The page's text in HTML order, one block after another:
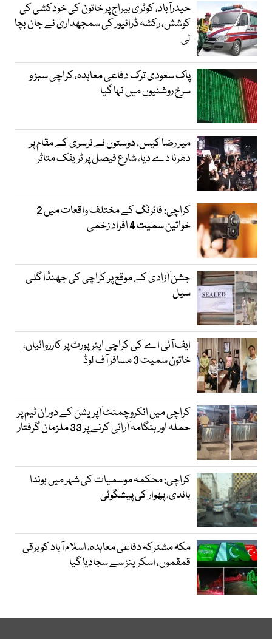
حیدرآباد، کوٹری بیراج پر خاتون کی خودکشی کی
کوشش، رکشہ ڈرائیور کی سمجھداری نے جان بچا
لی
پاک سعودی ترک دفاعی معاہدہ، کراچی سبز و
سرخ روشنیوں میں نہا گیا
میر رضا کیس، دوستوں نے نرسری کے مقام پر
دھرنا دے دیا، شارع فیصل پر ٹریفک متاثر
کراچی: فائرنگ کے مختلف واقعات میں 2
خواتین سمیت 4 افراد زخمی
جشن آزادی کے موقع پر کراچی کی جھنڈا گلی
سیل
ایف آئی اے کی کراچی ایئرپورٹ پر کارروائیاں،
خاتون سمیت 3 مسافر آف لوڈ
کراچی میں انکروچمنٹ آپریشن کے دوران ٹیم پر
حملہ اور ہنگامہ آرائی کرنے پر 33 ملزمان گرفتار
کراچی: محکمہ موسمیات کی شہر میں بوندا
باندی، پھوار کی پیشگوئی
مکہ مشترکہ دفاعی معاہدہ، اسلام آباد کو برقی
قمقموں، اسکرینز سے سجادیا گیا